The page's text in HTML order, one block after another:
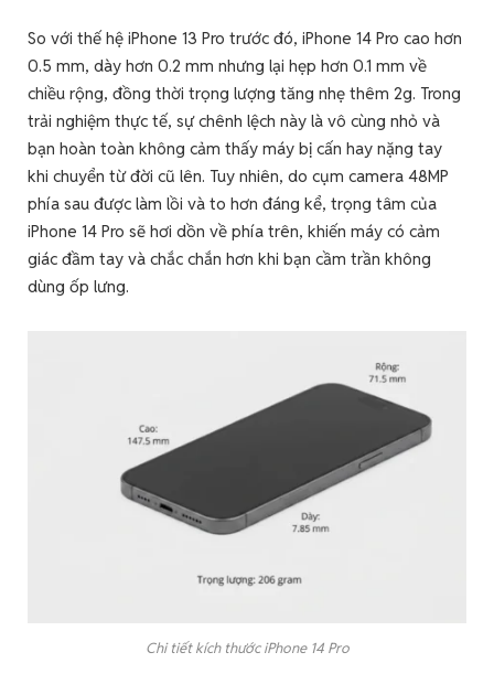
So với thế hệ iPhone 13 Pro trước đó, iPhone 14 Pro cao hơn
0.5 mm, dày hơn 0.2 mm nhưng lại hẹp hơn 0.1 mm về
chiều rộng, đồng thời trọng lượng tăng nhẹ thêm 2g. Trong
trải nghiệm thực tế, sự chênh lệch này là vô cùng nhỏ và
bạn hoàn toàn không cảm thấy máy bị cấn hay nặng tay
khi chuyển từ đời cũ lên. Tuy nhiên, do cụm camera 48MP
phía sau được làm lồi và to hơn đáng kể, trọng tâm của
iPhone 14 Pro sẽ hơi dồn về phía trên, khiến máy có cảm
giác đầm tay và chắc chắn hơn khi bạn cầm trần không
dùng ốp lưng.
Chi tiết kích thước iPhone 14 Pro